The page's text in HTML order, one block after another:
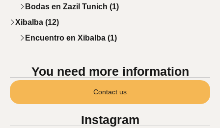
Bodas en Zazil Tunich (1)
Xibalba (12)
Encuentro en Xibalba (1)
You need more information
Contact us
Instagram